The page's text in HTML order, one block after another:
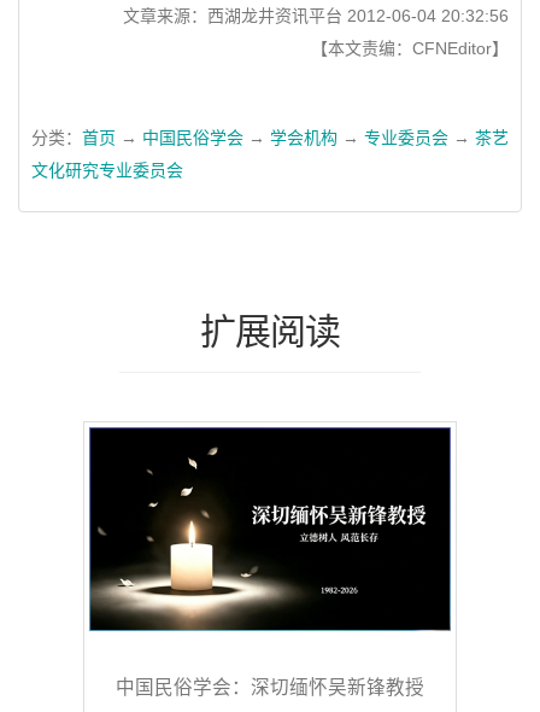
文章来源：西湖龙井资讯平台 2012-06-04 20:32:56
【本文责编：CFNEditor】
分类： 首页 → 中国民俗学会 → 学会机构 → 专业委员会 → 茶艺
文化研究专业委员会
扩展阅读
中国民俗学会：深切缅怀吴新锋教授